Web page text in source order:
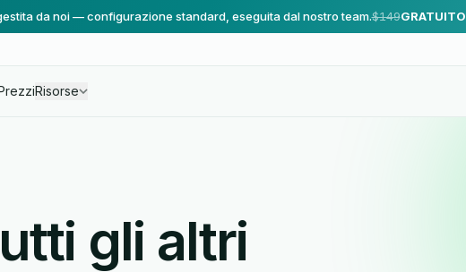
da noi — configurazione standard, eseguita dal nostro team.$149GRATUITO
Risorse
gli altri